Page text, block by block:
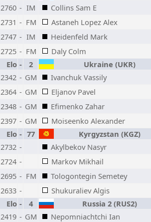
2760 - IM Collins Sam E
2731 - FM Astaneh Lopez Alex
2747 - IM Heidenfeld Mark
2725 - FM Daly Colm
Elo - 2 Ukraine (UKR)
2342 - GM Ivanchuk Vassily
2364 - GM Eljanov Pavel
2348 - GM Efimenko Zahar
2397 - GM Moiseenko Alexander
Elo - 77 Kyrgyzstan (KGZ)
2732 - Akylbekov Nasyr
2724 - Markov Mikhail
2695 - FM Tologontegin Semetey
2633 - Shukuraliev Algis
Elo - 4 Russia 2 (RUS2)
2419 - GM Nepomniachtchi Ian